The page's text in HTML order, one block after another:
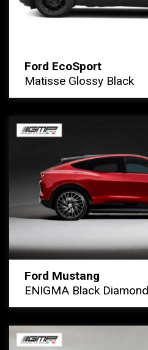
Ford EcoSport
Matisse Glossy Black
Ford Mustang
ENIGMA Black Diamond